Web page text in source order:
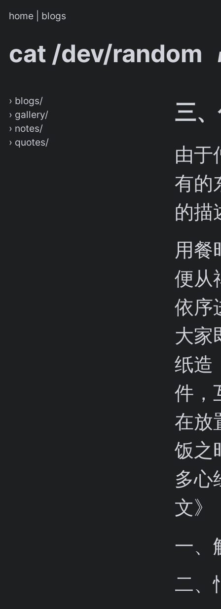
home blogs
cat /dev/random
› blogs/
› gallery/
› notes/
› quotes/
三
由于
有的
的描
用餐
便从
依序
大家
纸造
件，
在放
饭之
多心
文》
一、
二、